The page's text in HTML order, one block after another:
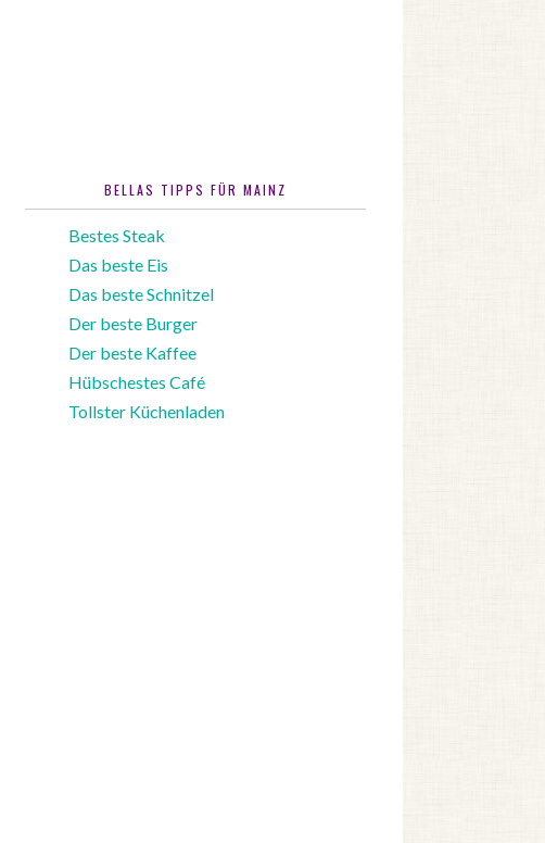
BELLAS TIPPS FÜR MAINZ
Bestes Steak
Das beste Eis
Das beste Schnitzel
Der beste Burger
Der beste Kaffee
Hübschestes Café
Tollster Küchenladen